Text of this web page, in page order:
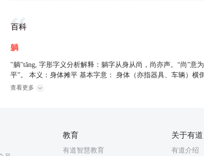
百科
躺
"躺"tǎng, 字形字义分析解释：躺字从身从尚，尚亦声。“尚”意
平”。 本义：身体摊平 基本字意： 身体（亦指器具、车辆）横倒
查看更多
教育
有道智慧教育
关于有道
有道介绍